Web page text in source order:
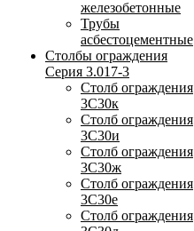
железобетонные
Трубы
асбестоцементные
Столбы ограждения
Серия 3.017-3
Столб ограждения
3С30к
Столб ограждения
3С30и
Столб ограждения
3С30ж
Столб ограждения
3С30е
Столб ограждения